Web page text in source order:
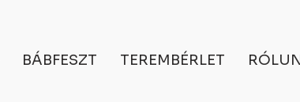
BÁBFESZT TEREMBÉRLET